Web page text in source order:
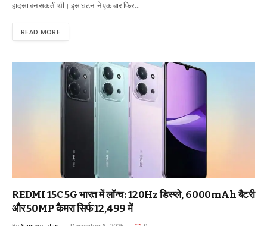
हादसा बन सकती थी। इस घटना ने एक बार फिर…
READ MORE
REDMI 15C 5G भारत में लॉन्च: 120Hz डिस्प्ले, 6000mAh बैटरी
और 50MP कैमरा सिर्फ ₹12,499 में